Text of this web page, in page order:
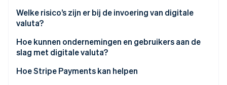
Cryptografie
Smart contracts
Wallets
Online betalingen
Uitgaven in het dagelijks leven
Welke risico’s zijn er bij de invoering van digitale
valuta?
Hoe kunnen ondernemingen en gebruikers aan de
slag met digitale valuta?
Hoe Stripe Payments kan helpen